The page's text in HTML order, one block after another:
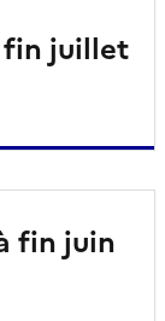
fin juillet
fin juin